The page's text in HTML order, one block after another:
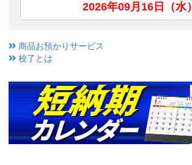
2026年09月16日（水）
商品お預かりサービス
校了とは